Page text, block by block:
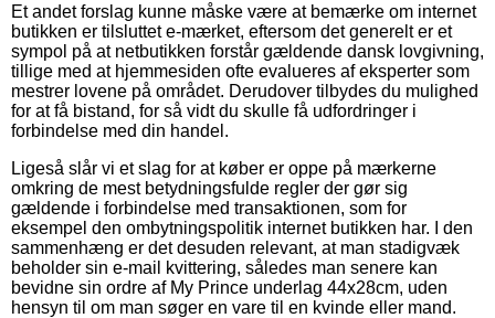
Et andet forslag kunne måske være at bemærke om internet
butikken er tilsluttet e-mærket, eftersom det generelt er et
sympol på at netbutikken forstår gældende dansk lovgivning,
tillige med at hjemmesiden ofte evalueres af eksperter som
mestrer lovene på området. Derudover tilbydes du mulighed
for at få bistand, for så vidt du skulle få udfordringer i
forbindelse med din handel.
Ligeså slår vi et slag for at køber er oppe på mærkerne
omkring de mest betydningsfulde regler der gør sig
gældende i forbindelse med transaktionen, som for
eksempel den ombytningspolitik internet butikken har. I den
sammenhæng er det desuden relevant, at man stadigvæk
beholder sin e-mail kvittering, således man senere kan
bevidne sin ordre af My Prince underlag 44x28cm, uden
hensyn til om man søger en vare til en kvinde eller mand.